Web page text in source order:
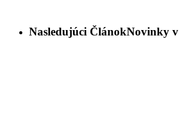
Nasledujúci ČlánokNovinky v